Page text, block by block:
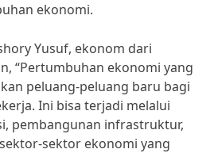
ekonomi.
Yusuf, ekonom dari
“Pertumbuhan ekonomi yang
peluang-peluang baru bagi
Ini bisa terjadi melalui
pembangunan infrastruktur,
sektor ekonomi yang